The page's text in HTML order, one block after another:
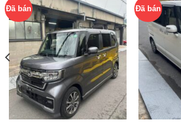
Đã bán Đã bán